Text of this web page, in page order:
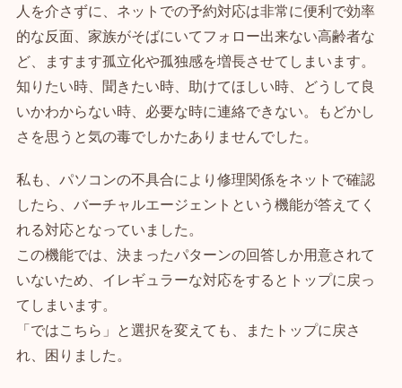
人を介さずに、ネットでの予約対応は非常に便利で効率
的な反面、家族がそばにいてフォロー出来ない高齢者な
ど、ますます孤立化や孤独感を増長させてしまいます。
知りたい時、聞きたい時、助けてほしい時、どうして良
いかわからない時、必要な時に連絡できない。もどかし
さを思うと気の毒でしかたありませんでした。
私も、パソコンの不具合により修理関係をネットで確認
したら、バーチャルエージェントという機能が答えてく
れる対応となっていました。
この機能では、決まったパターンの回答しか用意されて
いないため、イレギュラーな対応をするとトップに戻っ
てしまいます。
「ではこちら」と選択を変えても、またトップに戻さ
れ、困りました。